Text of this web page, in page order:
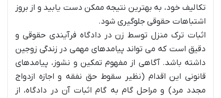
تکالیف خود، به بهترین نتیجه ممکن دست یابید و از بروز
اشتباهات حقوقی جلوگیری شود.
اثبات ترک منزل توسط زن در دادگاه فرآیندی حقوقی و
دقیق است که می تواند پیامدهای مهمی در زندگی زوجین
داشته باشد. آگاهی از مفهوم تمکین و نشوز، پیامدهای
قانونی این اقدام (نظیر سقوط حق نفقه و اجازه ازدواج
مجدد مرد) و مراحل گام به گام اثبات آن در دادگاه، از